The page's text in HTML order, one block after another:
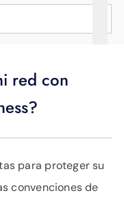
red con
para proteger su
convenciones de